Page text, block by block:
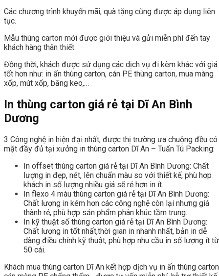
Các chương trình khuyến mãi, quà tặng cũng được áp dụng liên
tục.
Mẫu thùng carton mới được giới thiệu và gửi miễn phí đến tay
khách hàng thân thiết.
Đồng thời, khách được sử dụng các dịch vụ đi kèm khác với giá
tốt hơn như: in ấn thùng carton, cán PE thùng carton, mua màng
xốp, mút xốp, băng keo,…
In thùng carton giá rẻ tại Dĩ An Bình
Dương
3 Công nghệ in hiện đại nhất, được thị trường ưa chuộng đều có
mặt đầy đủ tại xưởng in thùng carton Dĩ An – Tuấn Tú Packing:
In offset thùng carton giá rẻ tại Dĩ An Bình Dương: Chất
lượng in đẹp, nét, lên chuẩn màu so với thiết kế, phù hợp
khách in số lượng nhiều giá sẽ rẻ hơn in ít.
In flexo 4 màu thùng carton giá rẻ tại Dĩ An Bình Dương:
Chất lượng in kém hơn các công nghệ còn lại nhưng giá
thành rẻ, phù hợp sản phẩm phân khúc tầm trung.
In kỹ thuật số thùng carton giá rẻ tại Dĩ An Bình Dương:
Chất lượng in tốt nhất,thời gian in nhanh nhất, bản in dễ
dàng điều chỉnh kỹ thuật, phù hợp nhu cầu in số lượng ít từ
50 cái.
Khách mua thùng carton Dĩ An kết hợp dịch vụ in ấn thùng